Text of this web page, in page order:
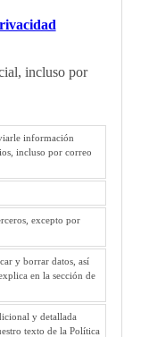
incluso por
información
incluso por correo
excepto por
y borrar datos, así
en la sección de
y detallada
texto de la Política